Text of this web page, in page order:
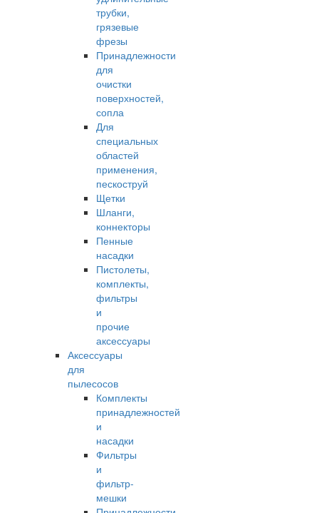
трубки,
грязевые
фрезы
Принадлежности
для
очистки
поверхностей,
сопла
Для
специальных
областей
применения,
пескоструй
Щетки
Шланги,
коннекторы
Пенные
насадки
Пистолеты,
комплекты,
фильтры
и
прочие
аксессуары
Аксессуары
для
пылесосов
Комплекты
принадлежностей
и
насадки
Фильтры
и
фильтр-
мешки